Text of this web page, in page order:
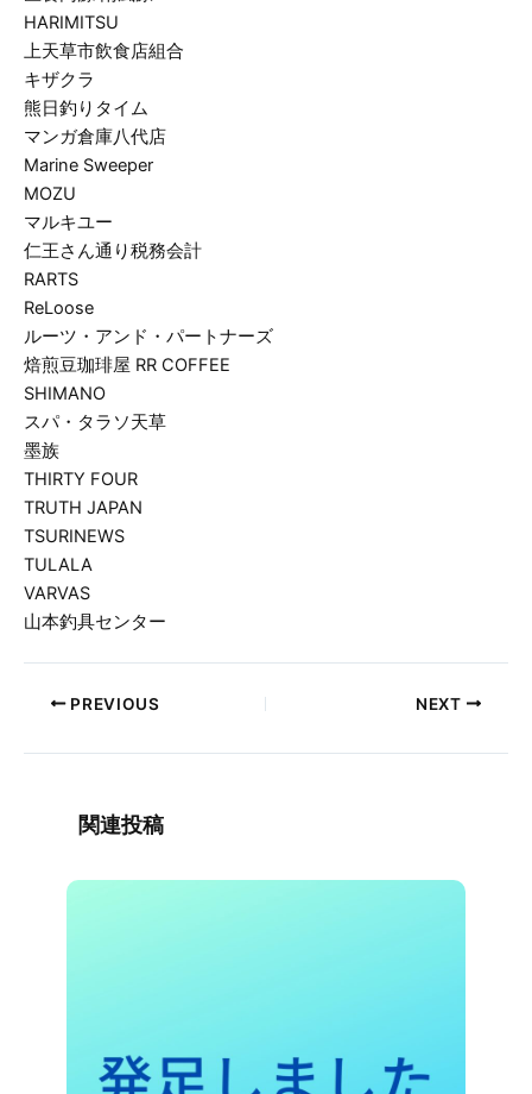
HARIMITSU
上天草市飲食店組合
キザクラ
熊日釣りタイム
マンガ倉庫八代店
Marine Sweeper
MOZU
マルキユー
仁王さん通り税務会計
RARTS
ReLoose
ルーツ・アンド・パートナーズ
焙煎豆珈琲屋 RR COFFEE
SHIMANO
スパ・タラソ天草
墨族
THIRTY FOUR
TRUTH JAPAN
TSURINEWS
TULALA
VARVAS
山本釣具センター
PREVIOUS NEXT
関連投稿